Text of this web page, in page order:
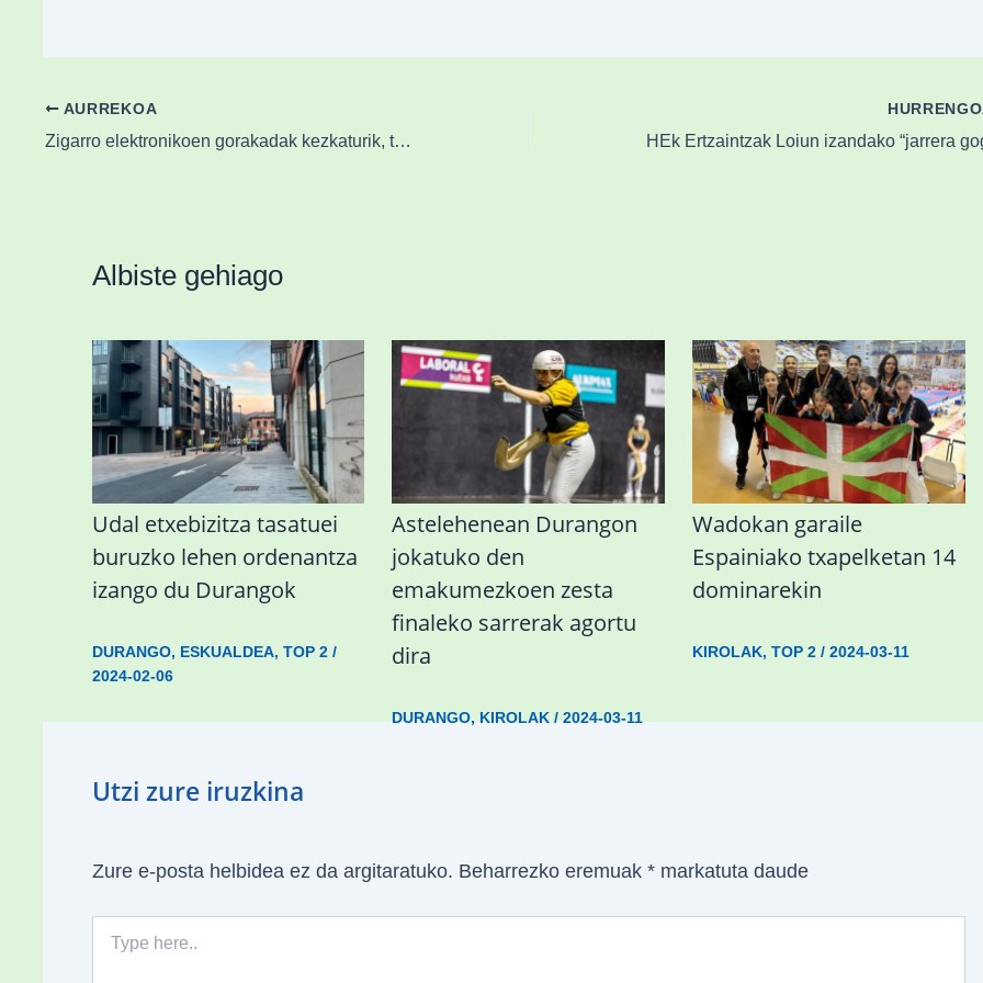
AURREKOA
Zigarro elektronikoen gorakadak kezkaturik, tabakoaren aurkako kanpaina Zornotzan
Albiste gehiago
Udal etxebizitza tasatuei
buruzko lehen ordenantza
izango du Durangok
DURANGO, ESKUALDEA, TOP 2/
2024-02-06
Astelehenean Durangon
jokatuko den
emakumezkoen zesta
finaleko sarrerak agortu
dira
DURANGO, KIROLAK /2024-03-11
Wadokan garaile
Espainiako txapelketan 14
dominarekin
KIROLAK,TOP 2 /2024-03-11
Utzi zure iruzkina
Zure e-posta helbidea ez da argitaratuko. Beharrezko eremuak *markatuta daude
here..